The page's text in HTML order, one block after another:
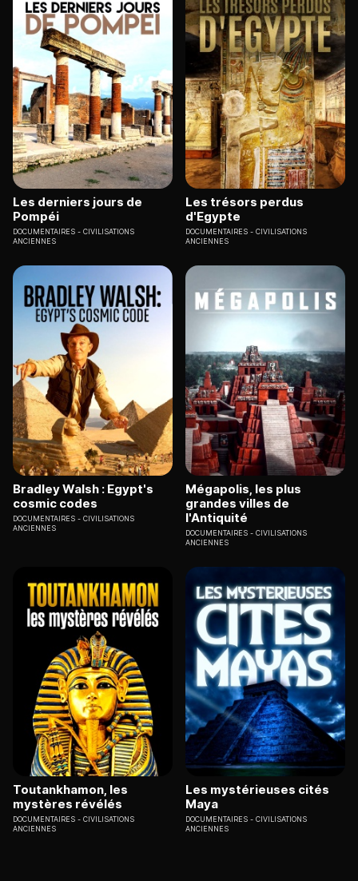
Les derniers jours de
Pompéi
DOCUMENTAIRES
CIVILISATIONS
ANCIENNES
Les trésors perdus
d'Egypte
DOCUMENTAIRES
CIVILISATIONS
ANCIENNES
Bradley Walsh : Egypt's
cosmic codes
DOCUMENTAIRES
CIVILISATIONS
ANCIENNES
Mégapolis, les plus
grandes villes de
l'Antiquité
DOCUMENTAIRES
CIVILISATIONS
ANCIENNES
Toutankhamon, les
mystères révélés
DOCUMENTAIRES
CIVILISATIONS
ANCIENNES
Les mystérieuses cités
Maya
DOCUMENTAIRES
CIVILISATIONS
ANCIENNES